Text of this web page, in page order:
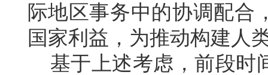
际地区事务中的协调配合
国家利益，为推动构建人
基于上述考虑，前段时